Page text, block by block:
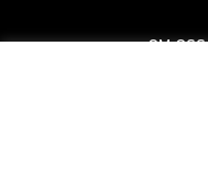
OM OSS